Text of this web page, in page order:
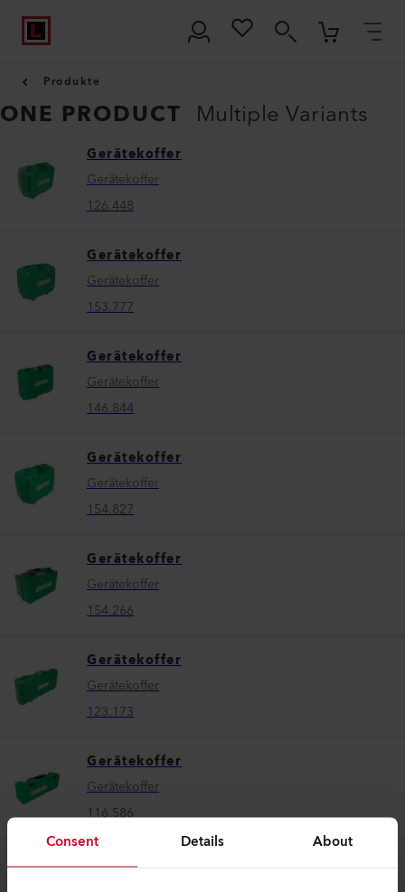
Consent Details About
Produkte
ONE PRODUCT Multiple Variants
Gerätekoffer
Gerätekoffer
126.448
Gerätekoffer
Gerätekoffer
153.777
Gerätekoffer
Gerätekoffer
146.844
Gerätekoffer
Gerätekoffer
154.827
Gerätekoffer
Gerätekoffer
154.266
Gerätekoffer
Gerätekoffer
123.173
Gerätekoffer
Gerätekoffer
116.586
Gerätekoffer